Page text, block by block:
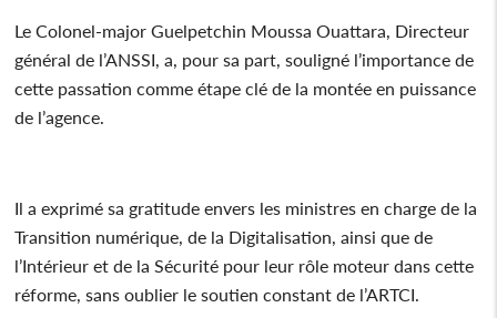
Le Colonel-major Guelpetchin Moussa Ouattara, Directeur
général de l’ANSSI, a, pour sa part, souligné l’importance de
cette passation comme étape clé de la montée en puissance
de l’agence.
Il a exprimé sa gratitude envers les ministres en charge de la
Transition numérique, de la Digitalisation, ainsi que de
l’Intérieur et de la Sécurité pour leur rôle moteur dans cette
réforme, sans oublier le soutien constant de l’ARTCI.